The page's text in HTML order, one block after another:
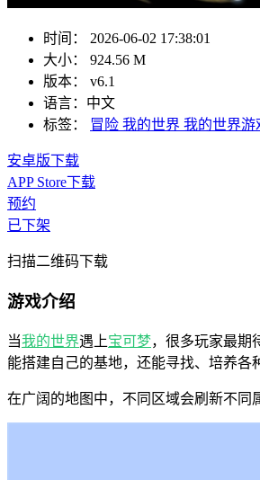
时间：
2026-06-02 17:38:01
大小：
924.56 M
版本：
v6.1
语言： 中文
标签：
冒险 我的世界 我的世界游
安卓版下载
APP Store下载
预约
已下架
扫描二维码下载
游戏介绍
当我的世界遇上宝可梦，很多玩家最期
能搭建自己的基地，还能寻找、培养各
在广阔的地图中，不同区域会刷新不同